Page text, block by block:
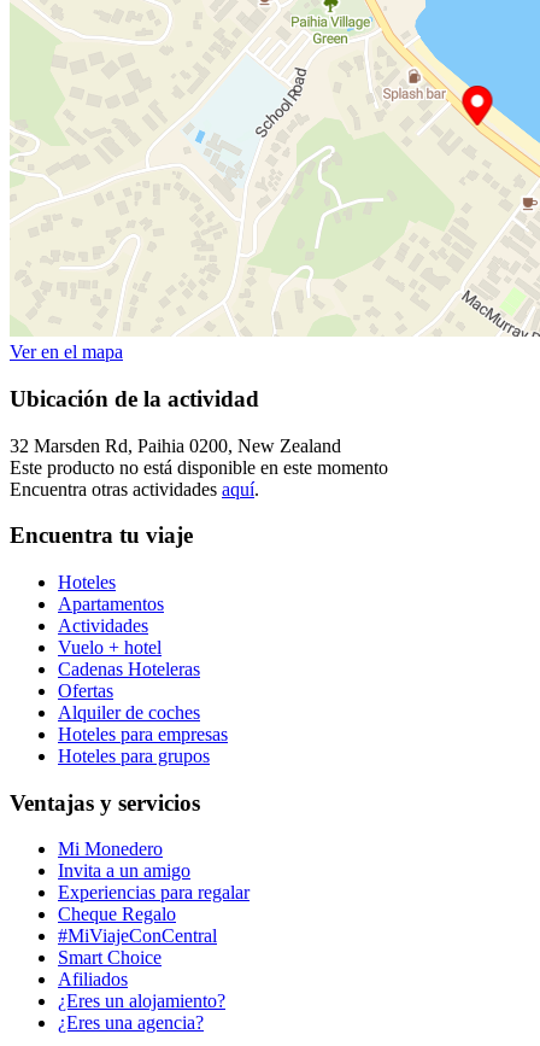
Ver en el mapa
Ubicación de la actividad
32 Marsden Rd, Paihia 0200, New Zealand
Este producto no está disponible en este momento
Encuentra otras actividades aquí.
Encuentra tu viaje
Hoteles
Apartamentos
Actividades
Vuelo + hotel
Cadenas Hoteleras
Ofertas
Alquiler de coches
Hoteles para empresas
Hoteles para grupos
Ventajas y servicios
Mi Monedero
Invita a un amigo
Experiencias para regalar
Cheque Regalo
#MiViajeConCentral
Smart Choice
Afiliados
¿Eres un alojamiento?
¿Eres una agencia?